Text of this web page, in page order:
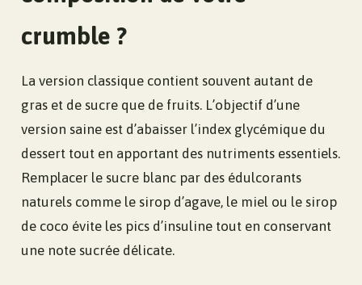
crumble ?
La version classique contient souvent autant de
gras et de sucre que de fruits. L’objectif d’une
version saine est d’abaisser l’index glycémique du
dessert tout en apportant des nutriments essentiels.
Remplacer le sucre blanc par des édulcorants
naturels comme le sirop d’agave, le miel ou le sirop
de coco évite les pics d’insuline tout en conservant
une note sucrée délicate.